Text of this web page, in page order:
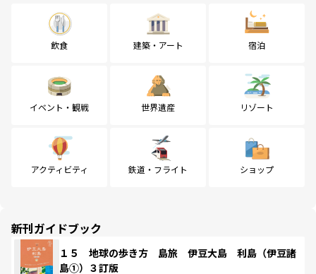
飲食 建築・アート 宿泊
イベント・観戦 世界遺産 リゾート
アクティビティ 鉄道・フライト ショップ
新刊ガイドブック
１５ 地球の歩き方 島旅 伊豆大島 利島（伊豆諸
島①）３訂版